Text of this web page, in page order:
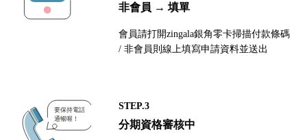
非會員 → 填單
會員請打開zingala銀角零卡掃描付款條碼
/ 非會員則線上填寫申請資料並送出
STEP.3
分期資格審核中